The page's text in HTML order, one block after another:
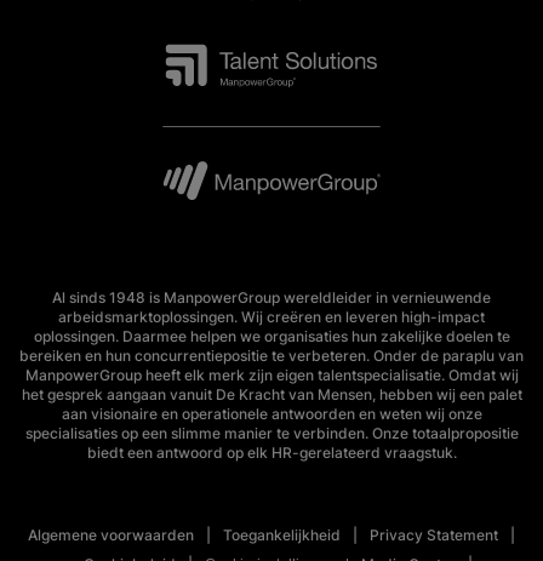
Al sinds 1948 is ManpowerGroup wereldleider in vernieuwende
arbeidsmarktoplossingen. Wij creëren en leveren high-impact
oplossingen. Daarmee helpen we organisaties hun zakelijke doelen te
bereiken en hun concurrentiepositie te verbeteren. Onder de paraplu van
ManpowerGroup heeft elk merk zijn eigen talentspecialisatie. Omdat wij
het gesprek aangaan vanuit De Kracht van Mensen, hebben wij een palet
aan visionaire en operationele antwoorden en weten wij onze
specialisaties op een slimme manier te verbinden. Onze totaalpropositie
biedt een antwoord op elk HR-gerelateerd vraagstuk.
Algemene voorwaarden Toegankelijkheid
Privacy Statement